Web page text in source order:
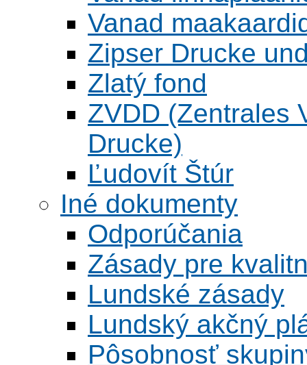
Vanad
Zipser Drucke
Zlatý fond
ZVDD (Zentrales
Drucke)
Ľudovít Štúr
Iné dokumenty
Odporúčania
Zásady pre
Lundské zásady
Lundský akčný
Pôsobnosť